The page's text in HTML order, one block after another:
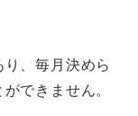
、毎月決めら
できません。